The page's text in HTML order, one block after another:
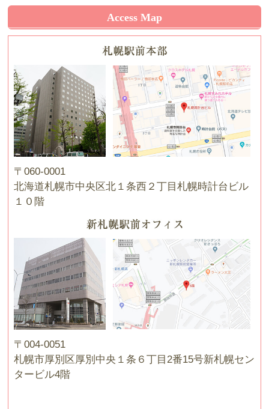
Access Map
〒060-0001
北海道札幌市中央区北１条西２丁目札幌時計台ビル
１０階
〒004-0051
札幌市厚別区厚別中央１条６丁目2番15号新札幌セン
タービル4階